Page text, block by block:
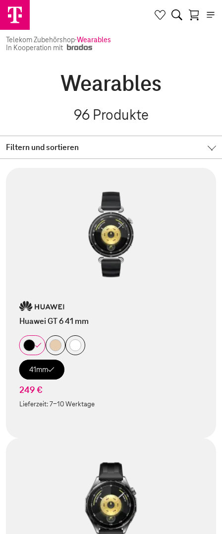
Telekom Zubehörshop·Wearables
In Kooperation mit
Wearables
96 Produkte
Filtern und sortieren
Huawei GT 6 41 mm
41mm
249 €
Lieferzeit:7-10 Werktage